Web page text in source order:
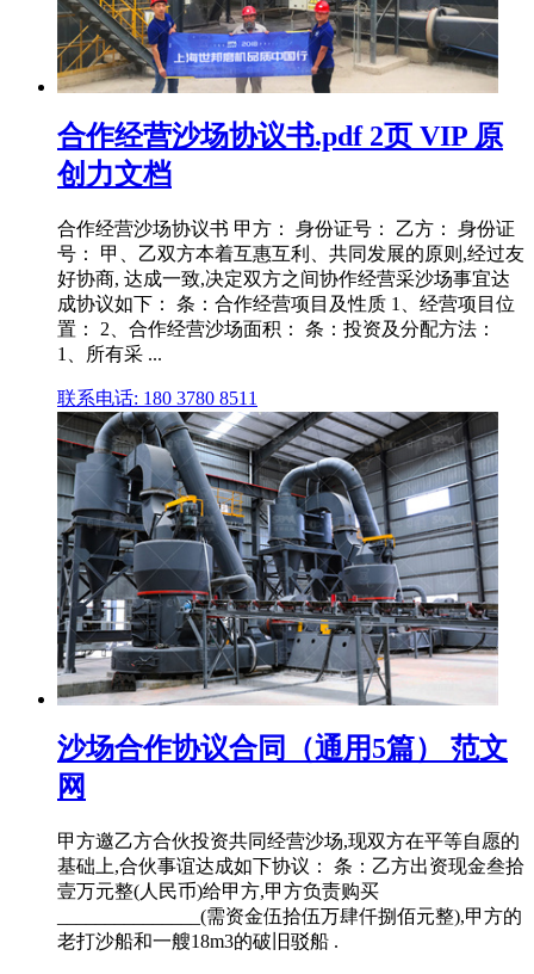
合作经营沙场协议书.pdf 2页 VIP 原
创力文档
合作经营沙场协议书 甲方： 身份证号： 乙方： 身份证
号： 甲、乙双方本着互惠互利、共同发展的原则,经过友
好协商, 达成一致,决定双方之间协作经营采沙场事宜达
成协议如下： 条：合作经营项目及性质 1、经营项目位
置： 2、合作经营沙场面积： 条：投资及分配方法：
1、所有采 ...
联系电话: 180 3780 8511
沙场合作协议合同（通用5篇） 范文
网
甲方邀乙方合伙投资共同经营沙场,现双方在平等自愿的
基础上,合伙事谊达成如下协议： 条：乙方出资现金叁拾
壹万元整(人民币)给甲方,甲方负责购买
_______________(需资金伍拾伍万肆仟捌佰元整),甲方的
老打沙船和一艘18m3的破旧驳船 .